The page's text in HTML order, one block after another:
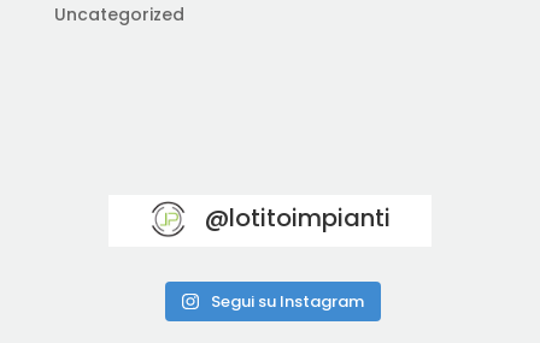
Uncategorized
@lotitoimpianti
Segui su Instagram